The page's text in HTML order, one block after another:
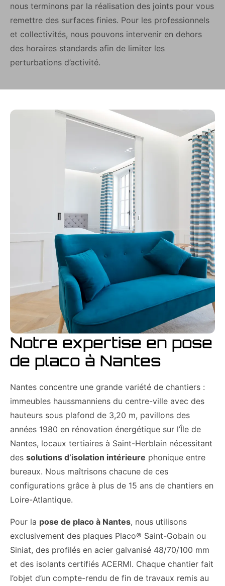
nous terminons par la réalisation des joints pour vous
remettre des surfaces finies. Pour les professionnels
et collectivités, nous pouvons intervenir en dehors
des horaires standards afin de limiter les
perturbations d’activité.
Notre expertise en pose
de placo à Nantes
Nantes concentre une grande variété de chantiers :
immeubles haussmanniens du centre-ville avec des
hauteurs sous plafond de 3,20 m, pavillons des
années 1980 en rénovation énergétique sur l’Île de
Nantes, locaux tertiaires à Saint-Herblain nécessitant
des solutions d’isolation intérieure phonique entre
bureaux. Nous maîtrisons chacune de ces
configurations grâce à plus de 15 ans de chantiers en
Loire-Atlantique.
Pour la pose de placo à Nantes, nous utilisons
exclusivement des plaques Placo® Saint-Gobain ou
Siniat, des profilés en acier galvanisé 48/70/100 mm
et des isolants certifiés ACERMI. Chaque chantier fait
l’objet d’un compte-rendu de fin de travaux remis au